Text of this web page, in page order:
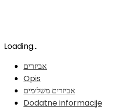
Loading...
אביזרים
Opis
אביזרים משלימים
Dodatne informacije